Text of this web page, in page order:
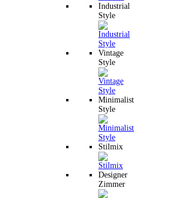
Industrial
Style
Vintage
Style
Minimalist
Style
Stilmix
Designer
Zimmer